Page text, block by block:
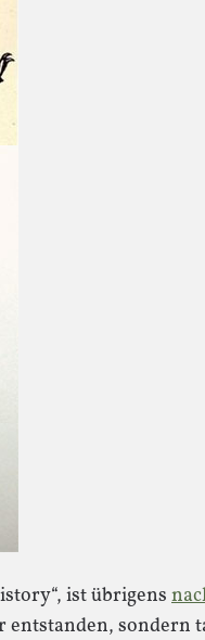
ist übrigens
entstanden, sondern